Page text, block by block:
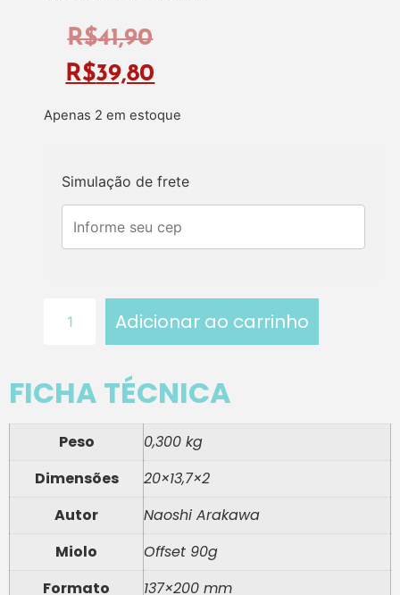
R$41,90
R$39,80
Apenas 2 em estoque
Simulação de frete
Adicionar ao carrinho
FICHA TÉCNICA
Peso
0,300 kg
Dimensões
20×13,7×2
Autor
Naoshi Arakawa
Miolo
Offset 90g
Formato
137×200 mm